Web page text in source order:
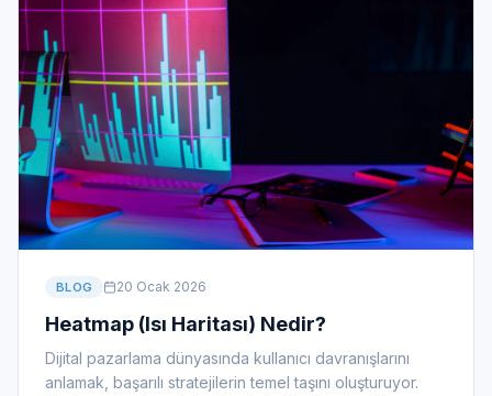
BLOG 20 Ocak 2026
Heatmap (Isı Haritası) Nedir?
Dijital pazarlama dünyasında kullanıcı davranışlarını
anlamak, başarılı stratejilerin temel taşını oluşturuyor.